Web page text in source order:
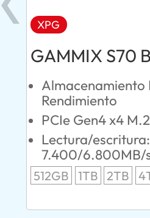
XPG
GAMMIX S70
Almacenamiento
Rendimiento
PCIe Gen4 x4
Lectura/escritura:
7.400/6.800MB/
512GB 1TB 2TB